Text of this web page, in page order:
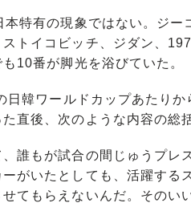
特有の現象ではない。ジー
トイコビッチ、ジダン、
10番が脚光を浴びていた。
韓ワールドカップあたりか
直後、次のような内容の総
誰もが試合の間じゅうプレ
がいたとしても、活躍する
てもらえないんだ。そのい